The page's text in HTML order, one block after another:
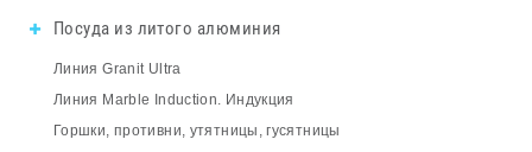
Посуда из литого алюминия
Линия Granit Ultra
Линия Marble Induction. Индукция
Горшки, противни, утятницы, гусятницы